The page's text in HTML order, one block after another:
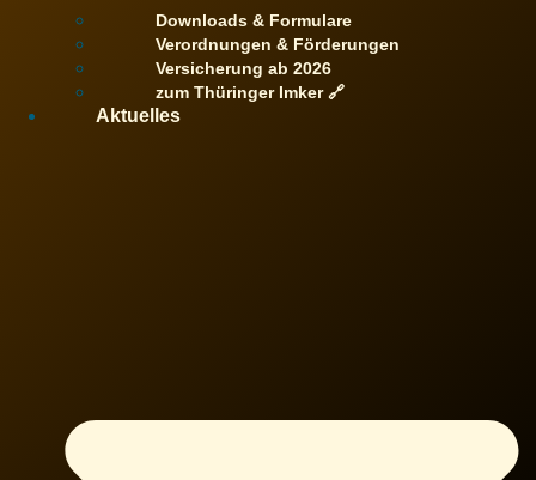
Downloads & Formulare
Verordnungen & Förderungen
Versicherung ab 2026
zum Thüringer Imker 🔗
Aktuelles